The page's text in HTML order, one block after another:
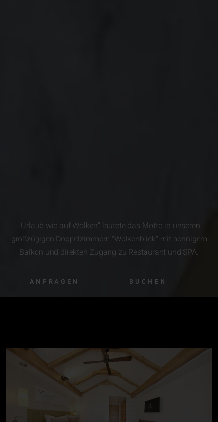
"Urlaub wie auf Wolken" lautete das Motto in unseren
großzügigen Doppelzimmern "Wolkenblick" mit sonnigem
Balkon und direkten Zugang zu Restaurant und SPA.
ANFRAGEN BUCHEN